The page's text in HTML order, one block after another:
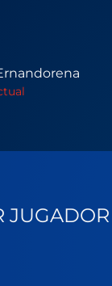
JUGADOR